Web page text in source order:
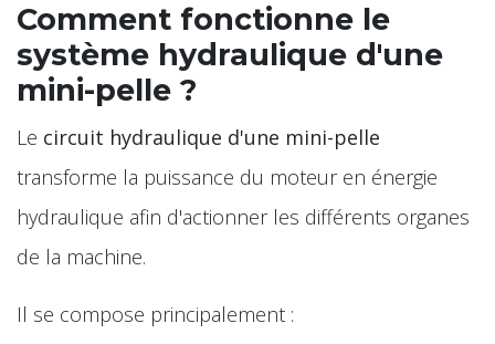
Comment fonctionne le
système hydraulique d'une
mini-pelle ?
Le circuit hydraulique d'une mini-pelle
transforme la puissance du moteur en énergie
hydraulique afin d'actionner les différents organes
de la machine.
Il se compose principalement :